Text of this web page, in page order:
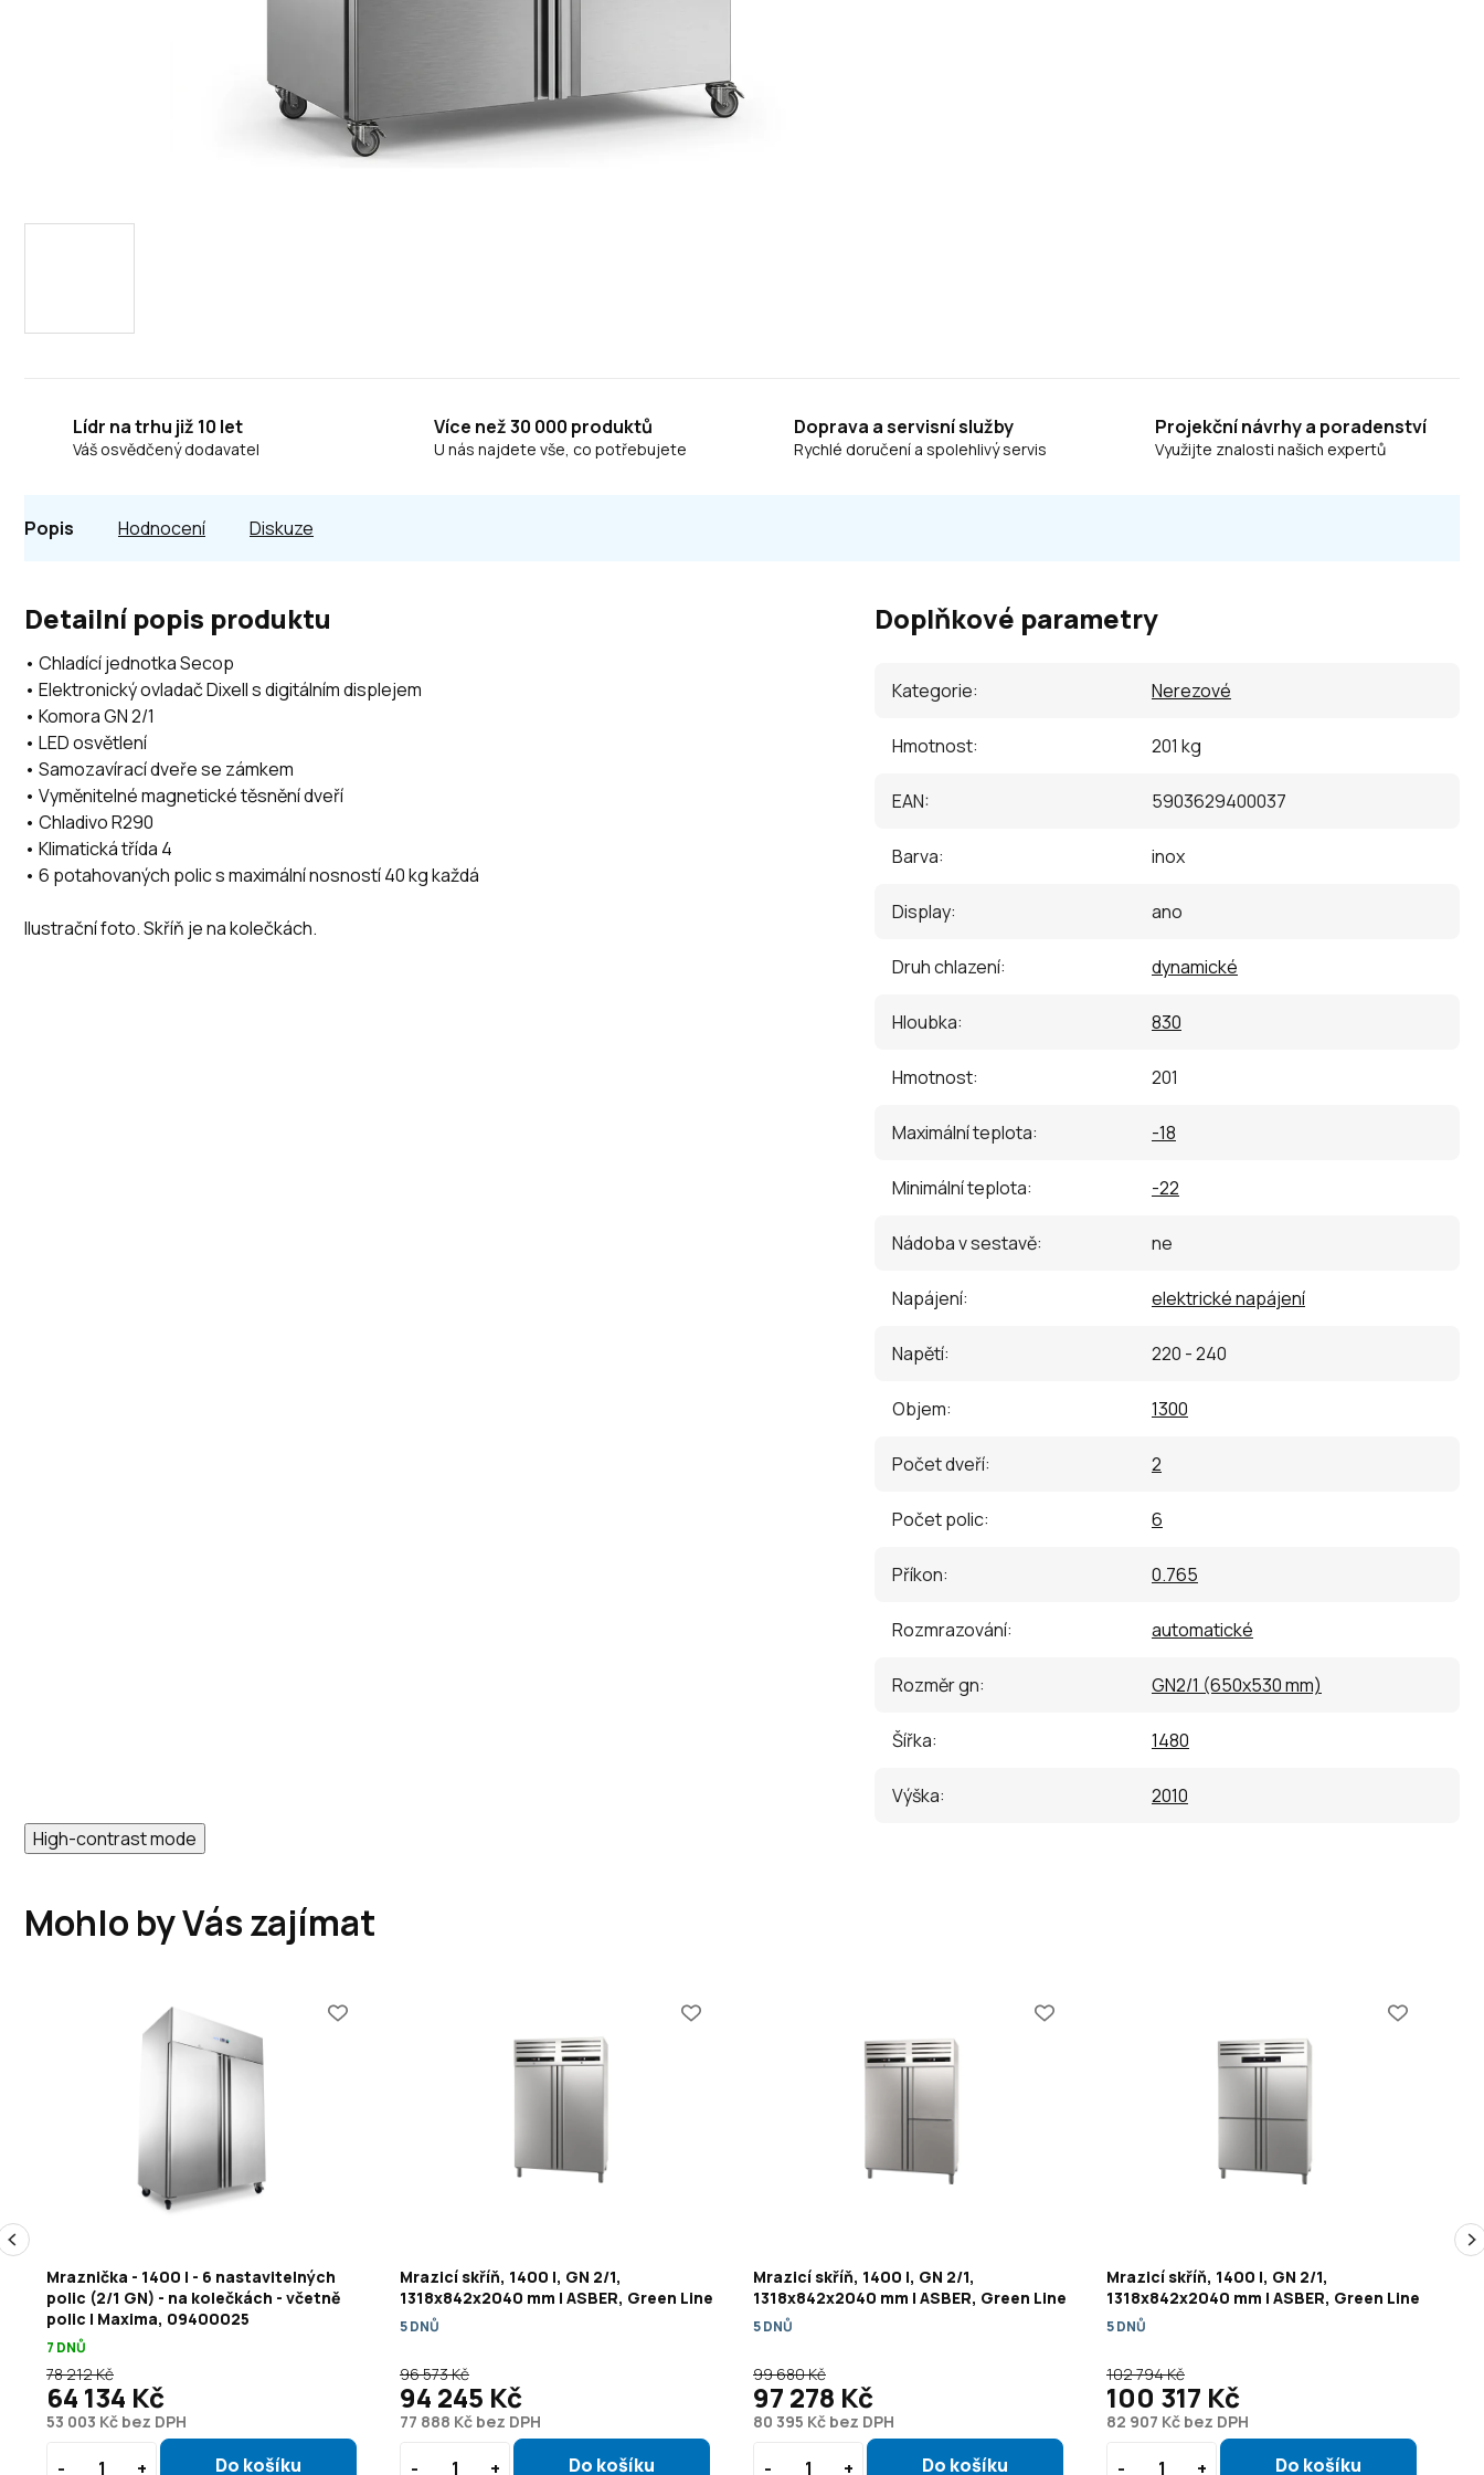
Lídr na trhu již 10 let
Váš osvědčený dodavatel
Více než 30 000 produktů
U nás najdete vše, co potřebujete
Doprava a servisní služby
Rychlé doručení a spolehlivý servis
Projekční návrhy a poradenství
Využijte znalosti našich expertů
Popis Hodnocení Diskuze
Detailní popis produktu
• Chladící jednotka Secop
• Elektronický ovladač Dixell s digitálním displejem
• Komora GN 2/1
• LED osvětlení
• Samozavírací dveře se zámkem
• Vyměnitelné magnetické těsnění dveří
• Chladivo R290
• Klimatická třída 4
• 6 potahovaných polic s maximální nosností 40 kg každá
Ilustrační foto. Skříň je na kolečkách.
Doplňkové parametry
Kategorie: Nerezové
Hmotnost: 201 kg
EAN: 5903629400037
Barva: inox
Display: ano
Druh chlazení: dynamické
Hloubka: 830
Hmotnost: 201
Maximální teplota: -18
Minimální teplota: -22
Nádoba v sestavě: ne
Napájení: elektrické napájení
Napětí: 220 - 240
Objem: 1300
Počet dveří: 2
Počet polic: 6
Příkon: 0.765
Rozmrazování: automatické
Rozměr gn: GN2/1 (650x530 mm)
Šířka: 1480
Výška:
2010
High-contrast mode
Mohlo by Vás zajímat
Mraznička - 1400 l - 6 nastavitelných
polic (2/1 GN) - na kolečkách - včetně
polic | Maxima, 09400025
7 DNŮ
53 003 Kč bez DPH
78 212 Kč
64 134 Kč
Mrazicí skříň, 1400 l, GN 2/1,
1318x842x2040 mm | ASBER, Green Line
5 DNŮ
77 888 Kč bez DPH
96 573 Kč
94 245 Kč
Mrazicí skříň, 1400 l, GN 2/1,
1318x842x2040 mm | ASBER, Green Line
5 DNŮ
80 395 Kč bez DPH
99 680 Kč
97 278 Kč
Mrazicí skříň, 1400 l, GN 2/1,
1318x842x2040 mm | ASBER, Green Line
5 DNŮ
82 907 Kč bez DPH
102 794 Kč
100 317 Kč